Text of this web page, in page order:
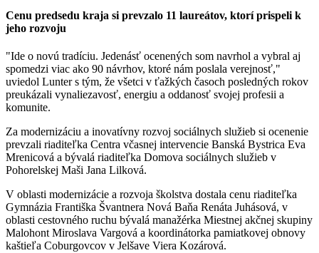
Cenu predsedu kraja si prevzalo 11 laureátov, ktorí prispeli k
jeho rozvoju
"Ide o novú tradíciu. Jedenásť ocenených som navrhol a vybral aj
spomedzi viac ako 90 návrhov, ktoré nám poslala verejnosť,"
uviedol Lunter s tým, že všetci v ťažkých časoch posledných rokov
preukázali vynaliezavosť, energiu a oddanosť svojej profesii a
komunite.
Za modernizáciu a inovatívny rozvoj sociálnych služieb si ocenenie
prevzali riaditeľka Centra včasnej intervencie Banská Bystrica Eva
Mrenicová a bývalá riaditeľka Domova sociálnych služieb v
Pohorelskej Maši Jana Lilková.
V oblasti modernizácie a rozvoja školstva dostala cenu riaditeľka
Gymnázia Františka Švantnera Nová Baňa Renáta Juhásová, v
oblasti cestovného ruchu bývalá manažérka Miestnej akčnej skupiny
Malohont Miroslava Vargová a koordinátorka pamiatkovej obnovy
kaštieľa Coburgovcov v Jelšave Viera Kozárová.